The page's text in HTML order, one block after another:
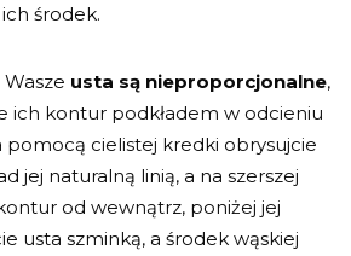
środek.
usta są nieproporcjonalne,
ich kontur podkładem w odcieniu
pomocą cielistej kredki obrysujcie
jej naturalną linią, a na szerszej
od wewnątrz, poniżej jej
usta szminką, a środek wąskiej